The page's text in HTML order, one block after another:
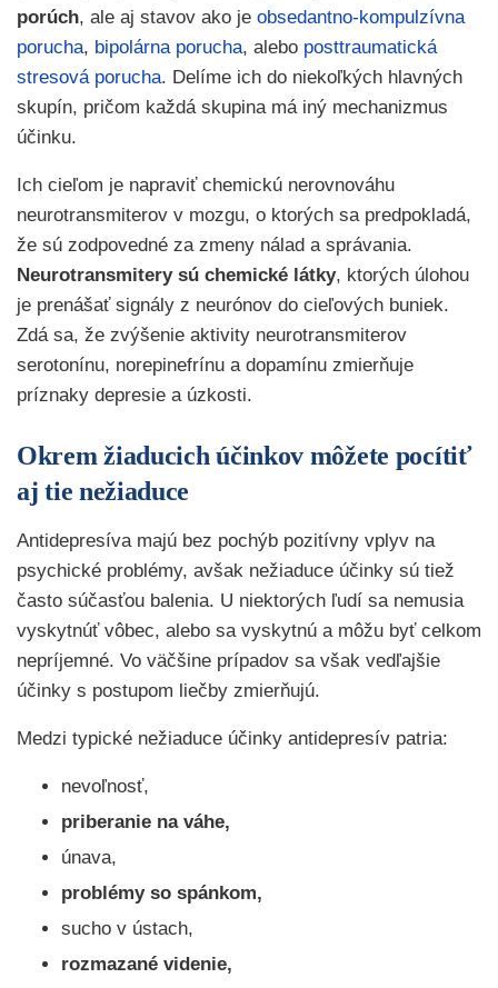
porúch, ale aj stavov ako je obsedantno-kompulzívna
porucha, bipolárna porucha, alebo posttraumatická
stresová porucha. Delíme ich do niekoľkých hlavných
skupín, pričom každá skupina má iný mechanizmus
účinku.
Ich cieľom je napraviť chemickú nerovnováhu
neurotransmiterov v mozgu, o ktorých sa predpokladá,
že sú zodpovedné za zmeny nálad a správania.
Neurotransmitery sú chemické látky, ktorých úlohou
je prenášať signály z neurónov do cieľových buniek.
Zdá sa, že zvýšenie aktivity neurotransmiterov
serotonínu, norepinefrínu a dopamínu zmierňuje
príznaky depresie a úzkosti.
Okrem žiaducich účinkov môžete pocítiť
aj tie nežiaduce
Antidepresíva majú bez pochýb pozitívny vplyv na
psychické problémy, avšak nežiaduce účinky sú tiež
často súčasťou balenia. U niektorých ľudí sa nemusia
vyskytnúť vôbec, alebo sa vyskytnú a môžu byť celkom
nepríjemné. Vo väčšine prípadov sa však vedľajšie
účinky s postupom liečby zmierňujú.
Medzi typické nežiaduce účinky antidepresív patria:
nevoľnosť,
priberanie na váhe,
únava,
problémy so spánkom,
sucho v ústach,
rozmazané videnie,